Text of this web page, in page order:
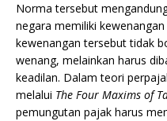
Norma tersebut
negara memiliki
kewenangan tersebut tidak
wenang, melainkan harus
keadilan. Dalam teori
melalui The Four Maxims of
pemungutan pajak harus